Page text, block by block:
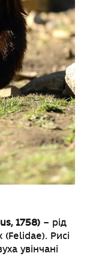
1758) – рід
(Felidae). Рисі
увінчані